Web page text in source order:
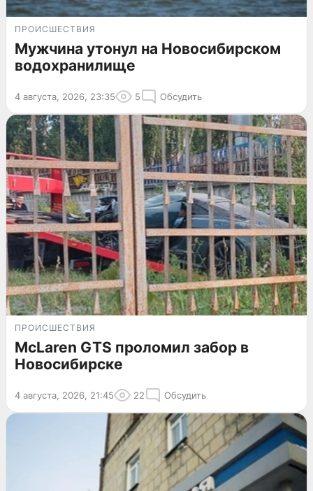
ПРОИСШЕСТВИЯ
Мужчина утонул на Новосибирском
водохранилище
4 августа, 2026, 23:35 5 Обсудить
ПРОИСШЕСТВИЯ
McLaren GTS проломил забор в
Новосибирске
4 августа, 2026, 21:45 22 Обсудить